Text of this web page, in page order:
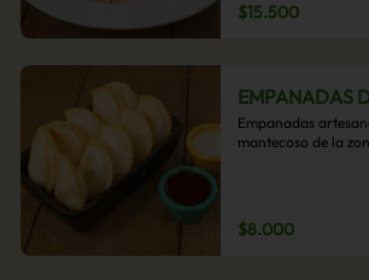
$15.500
EMPANADAS
Empanadas
mantecoso de la
$8.000